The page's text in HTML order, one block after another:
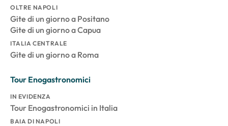
OLTRE NAPOLI
Gite di un giorno a Positano
Gite di un giorno a Capua
ITALIA CENTRALE
Gite di un giorno a Roma
Tour Enogastronomici
IN EVIDENZA
Tour Enogastronomici in Italia
BAIA DI NAPOLI